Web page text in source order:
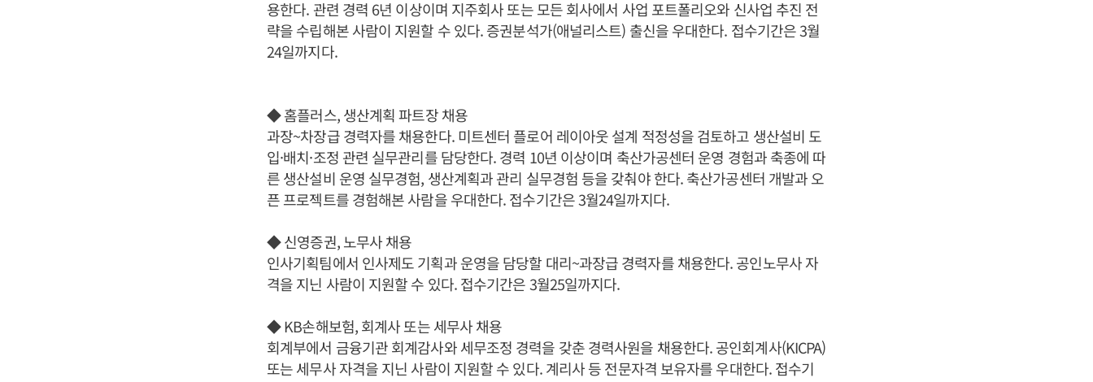
용한다. 관련 경력 6년 이상이며 지주회사 또는 모든 회사에서 사업 포트폴리오와 신사업 추진 전
략을 수립해본 사람이 지원할 수 있다. 증권분석가(애널리스트) 출신을 우대한다. 접수기간은 3월
24일까지다.
◆ 홈플러스, 생산계획 파트장 채용
과장~차장급 경력자를 채용한다. 미트센터 플로어 레이아웃 설계 적정성을 검토하고 생산설비 도
입·배치·조정 관련 실무관리를 담당한다. 경력 10년 이상이며 축산가공센터 운영 경험과 축종에 따
른 생산설비 운영 실무경험, 생산계획과 관리 실무경험 등을 갖춰야 한다. 축산가공센터 개발과 오
픈 프로젝트를 경험해본 사람을 우대한다. 접수기간은 3월24일까지다.
◆ 신영증권, 노무사 채용
인사기획팀에서 인사제도 기획과 운영을 담당할 대리~과장급 경력자를 채용한다. 공인노무사 자
격을 지닌 사람이 지원할 수 있다. 접수기간은 3월25일까지다.
◆ KB손해보험, 회계사 또는 세무사 채용
회계부에서 금융기관 회계감사와 세무조정 경력을 갖춘 경력사원을 채용한다. 공인회계사(KICPA)
또는 세무사 자격을 지닌 사람이 지원할 수 있다. 계리사 등 전문자격 보유자를 우대한다. 접수기